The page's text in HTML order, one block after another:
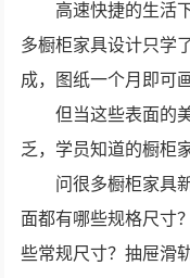
高速快捷的生活
多橱柜家具设计只学
成，图纸一个月即可
但当这些表面的
乏，学员知道的橱柜
问很多橱柜家具
面都有哪些规格尺寸
些常规尺寸？抽屉滑